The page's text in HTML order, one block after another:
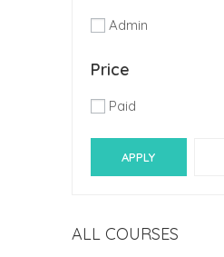
Admin
Price
Paid
APPLY
ALL COURSES